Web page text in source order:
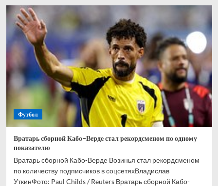
Мостовой:
Сперцяна
Кордобы
Мусаев
никогда
не
выиграет
РПЛ
Футбол
Вратарь сборной Кабо-Верде стал рекордсменом по одному
показателю
Вратарь сборной Кабо-Верде Возинья стал рекордсменом
по количеству подписчиков в соцсетяхВладислав
УткинФото: Paul Childs / Reuters Вратарь сборной Кабо-